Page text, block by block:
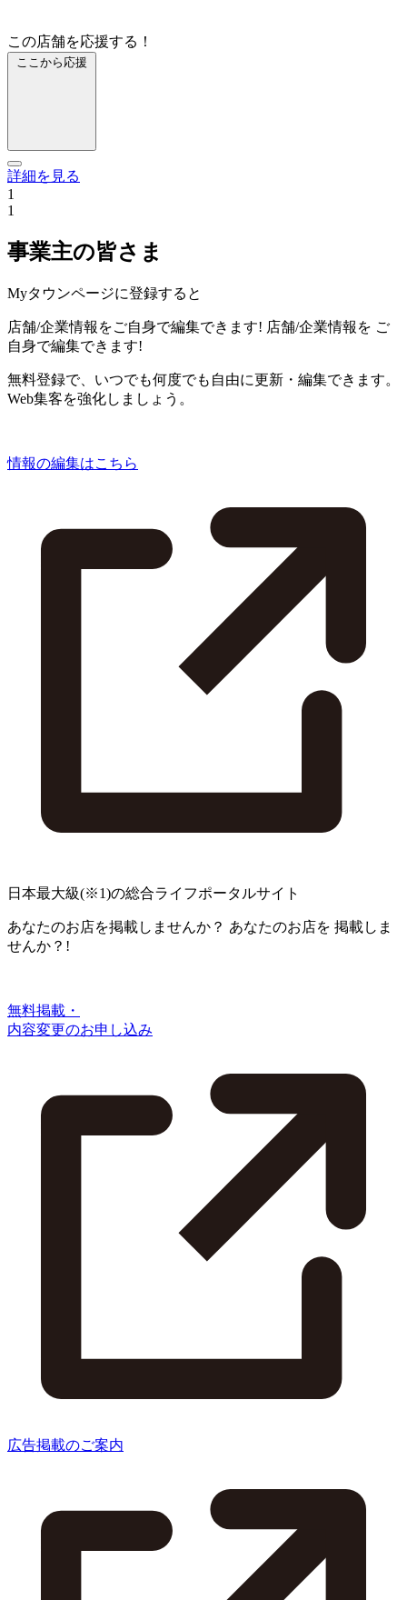
この店舗を応援する！
ここから応援
詳細を見る
1
1
事業主の皆さま
Myタウンページに登録すると
店舗/企業情報をご自身で編集できます! 店舗/企業情報を ご
自身で編集できます!
無料登録で、いつでも何度でも自由に更新・編集できます。
Web集客を強化しましょう。
情報の編集はこちら
日本最大級(※1)の総合ライフポータルサイト
あなたのお店を掲載しませんか？ あなたのお店を 掲載しま
せんか？!
無料掲載・
内容変更のお申し込み
広告掲載のご案内